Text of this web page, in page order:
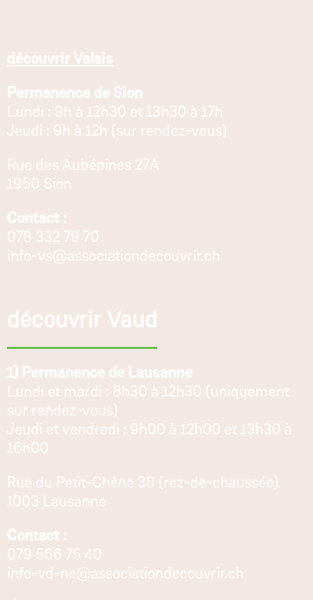
découvrir Valais
Permanence de Sion
Lundi : 9h à 12h30 et 13h30 à 17h
Jeudi : 9h à 12h (sur rendez-vous)
Rue des Aubépines 27A
1950 Sion
Contact :
078 332 79 70
info-vs@associationdecouvrir.ch
découvrir Vaud
1) Permanence de Lausanne
Lundi et mardi : 8h30 à 12h30 (uniquement
sur rendez-vous)
Jeudi et vendredi : 9h00 à 12h00 et 13h30 à
16h00
Rue du Petit-Chêne 38 (rez-de-chaussée)
1003 Lausanne
Contact :
079 566 75 40
info-vd-ne@associationdecouvrir.ch